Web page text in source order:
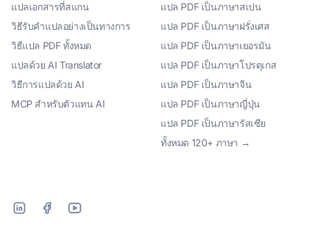
แปลเอกสารที่สแกน
วิธีรับคำแปลอย่างเป็นทางการ
วิธีแปล PDF ทั้งหมด
แปลด้วย AI Translator
วิธีการแปลด้วย AI
MCP สําหรับตัวแทน AI
แปล PDF เป็นภาษาสเปน
แปล PDF เป็นภาษาฝรั่งเศส
แปล PDF เป็นภาษาเยอรมัน
แปล PDF เป็นภาษาโปรตุเกส
แปล PDF เป็นภาษาจีน
แปล PDF เป็นภาษาญี่ปุ่น
แปล PDF เป็นภาษารัสเซีย
ทั้งหมด 120+ ภาษา →